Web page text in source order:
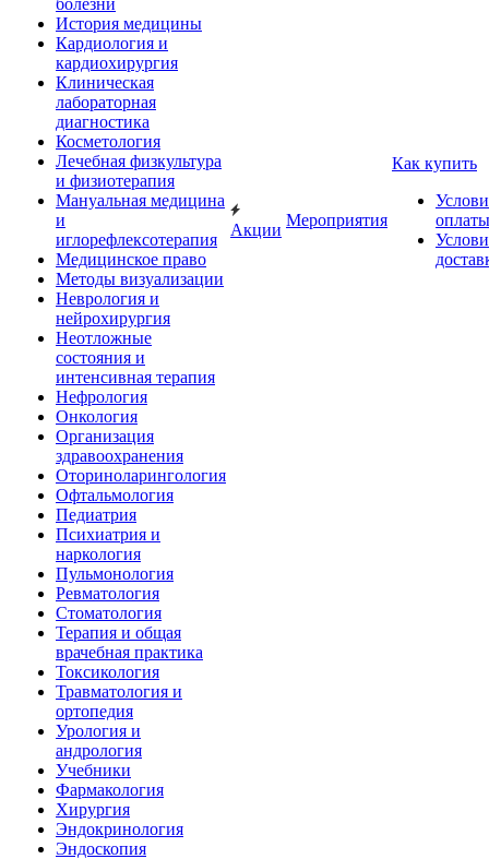
болезни
История медицины
Кардиология и
кардиохирургия
Клиническая
лабораторная
диагностика
Косметология
Лечебная физкультура
и физиотерапия
Мануальная медицина
и
иглорефлексотерапия
Медицинское право
Методы визуализации
Неврология и
нейрохирургия
Неотложные
состояния и
интенсивная терапия
Нефрология
Онкология
Организация
здравоохранения
Оториноларингология
Офтальмология
Педиатрия
Психиатрия и
наркология
Пульмонология
Ревматология
Стоматология
Терапия и общая
врачебная практика
Токсикология
Травматология и
ортопедия
Урология и
андрология
Учебники
Фармакология
Хирургия
Эндокринология
Эндоскопия
Акции
Мероприятия
Как купить
оплаты